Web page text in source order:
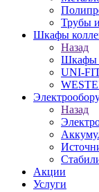
Трубы
Шкафы
Назад
Шкафы
UNI-
Назад
Акции
Услуги